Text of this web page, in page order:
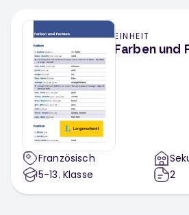
EINHEIT
Farben und
Französisch
5-13. Klasse
2